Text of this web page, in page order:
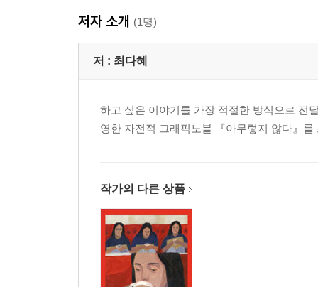
저자 소개 (1명)
저 : 최다혜
하고 싶은 이야기를 가장 적절한 방식으로 전
영한 자전적 그래픽노블 『아무렇지 않다』를
작가의 다른 상품